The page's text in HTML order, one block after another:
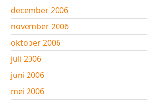
december 2006
november 2006
oktober 2006
juli 2006
juni 2006
mei 2006